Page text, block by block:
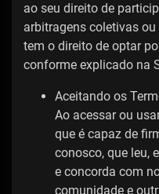
ao seu direito de
arbitragens coletivas
tem o direito de optar
conforme explicado na
Aceitando os
Ao acessar ou
que é capaz de
conosco, que leu,
e concorda com
comunidade e